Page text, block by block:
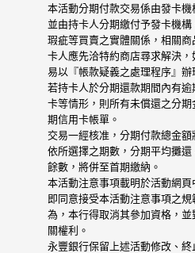
本活動分期付款交易係由發卡
並由持卡人分期繳付予發卡機
瑕疵等買賣之實體關係，相關
卡人應先洽特約商店尋求解決
易以『帳款疑義之處理程序』
若持卡人於分期還款期間內有
卡等情形，則所有未償還之分
期信用卡帳單。
交易一經核准，分期付款總金
依所選擇之期數，分期平均攤
餘數，將併至首期繳納。
本活動注意事項載明於活動網
即同意接受本活動注意事項之
為，本行得取消其參加資格，
關權利。
永豐銀行保留上述活動修改、終